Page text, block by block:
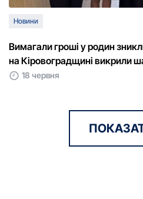
Новини
Вимагали гроші у родин
на Кіровоградщині викрили
18 червня